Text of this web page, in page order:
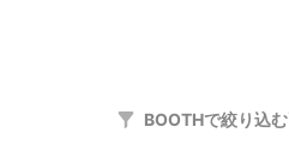
BOOTHで絞り込む